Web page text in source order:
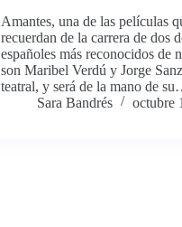
Amantes, una de las películas
recuerdan de la carrera de dos
españoles más reconocidos de
son Maribel Verdú y Jorge
teatral, y será de la mano de
Sara Bandrés
octubre